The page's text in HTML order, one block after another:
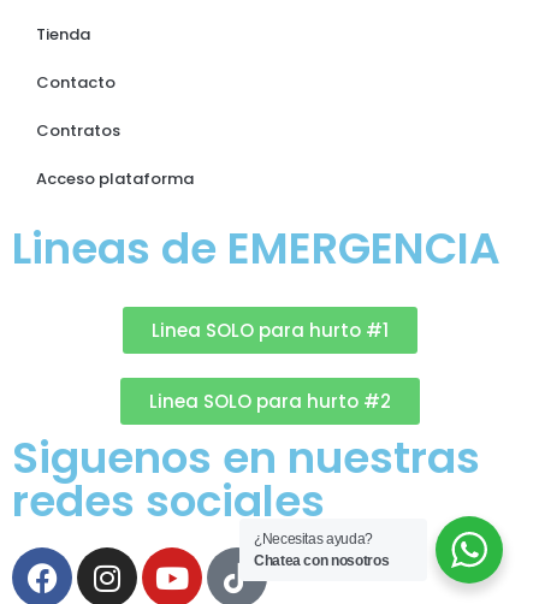
¿Necesitas ayuda?
Chatea con nosotros
Tienda
Contacto
Contratos
Acceso plataforma
Lineas de EMERGENCIA
Linea SOLO para hurto #1
Linea SOLO para hurto #2
Siguenos en nuestras
redes sociales